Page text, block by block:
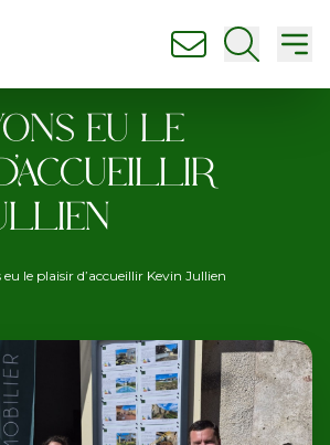
nous contacter
Ouvrir la
EU LE
eu le plaisir d’accueillir Kevin Jullien